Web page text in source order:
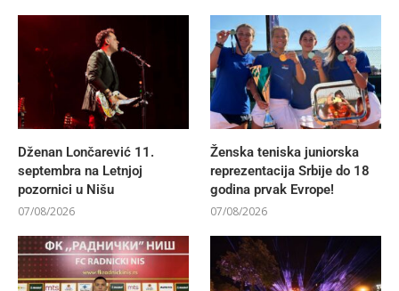
Dženan Lončarević 11.
septembra na Letnjoj
pozornici u Nišu
07/08/2026
Ženska teniska juniorska
reprezentacija Srbije do 18
godina prvak Evrope!
07/08/2026